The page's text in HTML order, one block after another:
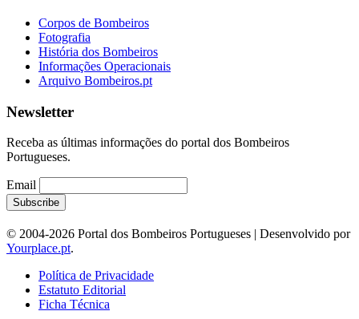
Corpos de Bombeiros
Fotografia
História dos Bombeiros
Informações Operacionais
Arquivo Bombeiros.pt
Newsletter
Receba as últimas informações do portal dos Bombeiros
Portugueses.
Email
© 2004-2026 Portal dos Bombeiros Portugueses | Desenvolvido por
Yourplace.pt.
Política de Privacidade
Estatuto Editorial
Ficha Técnica